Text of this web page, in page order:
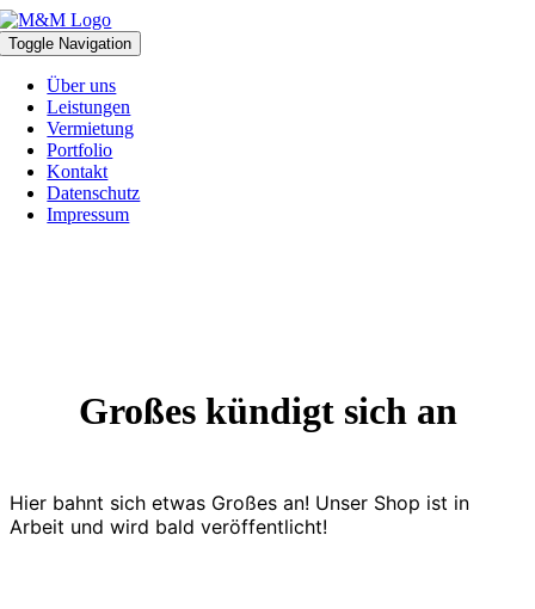
Zum
Inhalt
springen
Toggle Navigation
Über uns
Leistungen
Vermietung
Portfolio
Kontakt
Datenschutz
Impressum
Großes kündigt sich an
Hier bahnt sich etwas Großes an! Unser Shop ist in
Arbeit und wird bald veröffentlicht!